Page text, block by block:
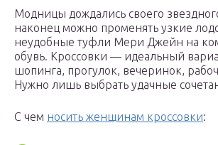
Модницы дождались своего
наконец можно променять узкие
неудобные туфли Мери Джейн на
обувь. Кроссовки — идеальный
шопинга, прогулок, вечеринок,
Нужно лишь выбрать удачные
С чем носить женщинам кроссовки: